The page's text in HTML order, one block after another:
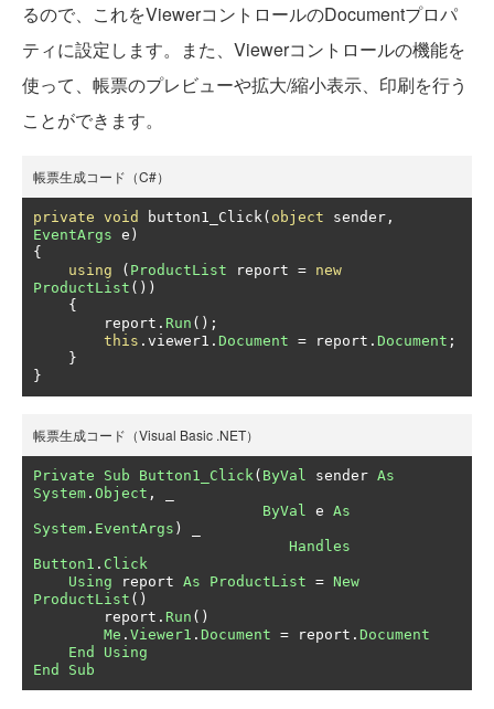
るので、これをViewerコントロールのDocumentプロパ
ティに設定します。また、Viewerコントロールの機能を
使って、帳票のプレビューや拡大/縮小表示、印刷を行う
ことができます。
帳票生成コード（C#）
private void button1_Click( object sender ,
EventArgs e )
{
using
( ProductList report = new
ProductList ())
{
        report
. Run ();
this . viewer1 . Document = report . Document ;
}
}
帳票生成コード（Visual Basic .NET）
Private Sub Button1_Click( ByVal sender As
System . Object ,
ByVal e As
System . EventArgs )
Handles
Button1 . Click
Using report As ProductList = New
ProductList ()
        report
. Run ()
Me . Viewer1 . Document = report . Document
End
Using
End
Sub